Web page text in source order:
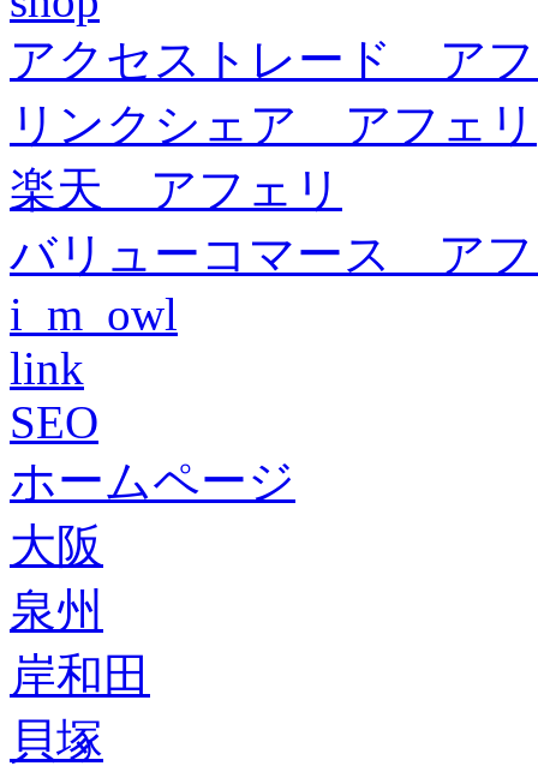
アクセストレード ア
リンクシェア アフェリ
楽天 アフェリ
バリューコマース ア
i_m_owl
link
SEO
ホームページ
大阪
泉州
岸和田
貝塚